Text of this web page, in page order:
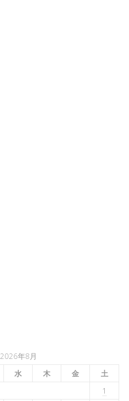
2026年8月
水 木 金
土
1